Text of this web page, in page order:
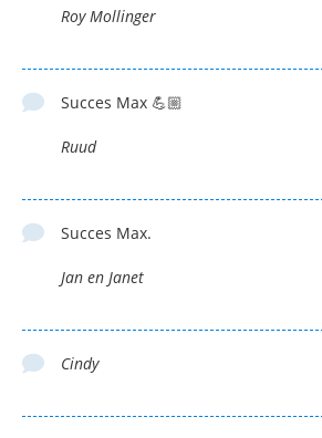
Roy Mollinger
Succes Max 💪🏼
Ruud
Succes Max.
Jan en Janet
Cindy